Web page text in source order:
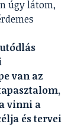
úgy látom,
van az
vinni a
és tervei